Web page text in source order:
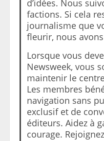
d’idées. Nous
factions. Si cela
journalisme que
fleurir, nous
Lorsque vous
Newsweek, vous
maintenir le
Les membres
navigation sans
exclusif et de
éditeurs. Aidez à
courage.